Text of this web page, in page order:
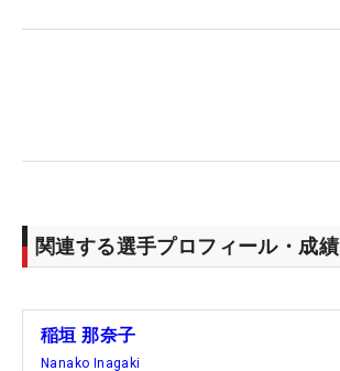
関連する選手プロフィール・成績
稲垣 那奈子
Nanako Inagaki